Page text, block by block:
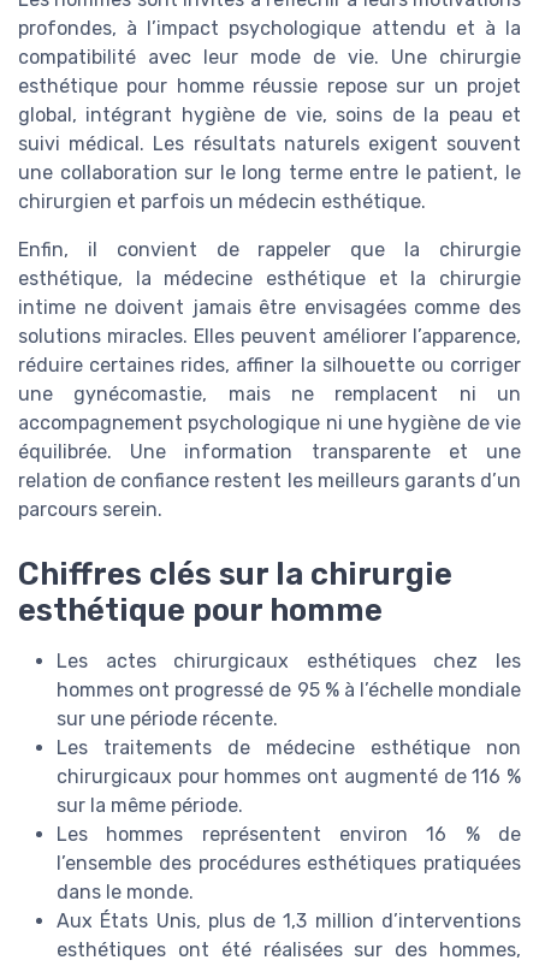
profondes, à l’impact psychologique attendu et à la
compatibilité avec leur mode de vie. Une chirurgie
esthétique pour homme réussie repose sur un projet
global, intégrant hygiène de vie, soins de la peau et
suivi médical. Les résultats naturels exigent souvent
une collaboration sur le long terme entre le patient, le
chirurgien et parfois un médecin esthétique.
Enfin, il convient de rappeler que la chirurgie
esthétique, la médecine esthétique et la chirurgie
intime ne doivent jamais être envisagées comme des
solutions miracles. Elles peuvent améliorer l’apparence,
réduire certaines rides, affiner la silhouette ou corriger
une gynécomastie, mais ne remplacent ni un
accompagnement psychologique ni une hygiène de vie
équilibrée. Une information transparente et une
relation de confiance restent les meilleurs garants d’un
parcours serein.
Chiffres clés sur la chirurgie
esthétique pour homme
Les actes chirurgicaux esthétiques chez les
hommes ont progressé de 95 % à l’échelle mondiale
sur une période récente.
Les traitements de médecine esthétique non
chirurgicaux pour hommes ont augmenté de 116 %
sur la même période.
Les hommes représentent environ 16 % de
l’ensemble des procédures esthétiques pratiquées
dans le monde.
Aux États Unis, plus de 1,3 million d’interventions
esthétiques ont été réalisées sur des hommes,